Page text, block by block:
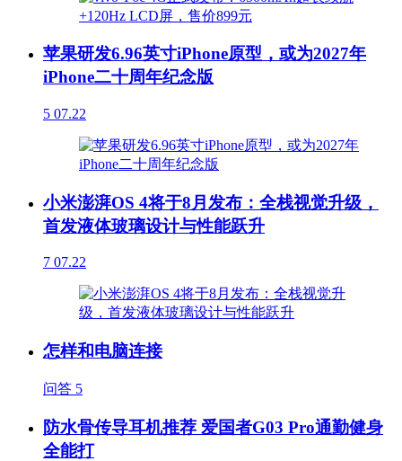
苹果研发6.96英寸iPhone原型，或为2027年
iPhone二十周年纪念版
5 07.22
小米澎湃OS 4将于8月发布：全栈视觉升级，
首发液体玻璃设计与性能跃升
7 07.22
怎样和电脑连接
问答 5
防水骨传导耳机推荐 爱国者G03 Pro通勤健身
全能打